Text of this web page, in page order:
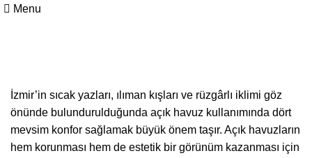
Menu
İzmir’in sıcak yazları, ılıman kışları ve rüzgârlı iklimi göz
önünde bulundurulduğunda açık havuz kullanımında dört
mevsim konfor sağlamak büyük önem taşır. Açık havuzların
hem korunması hem de estetik bir görünüm kazanması için